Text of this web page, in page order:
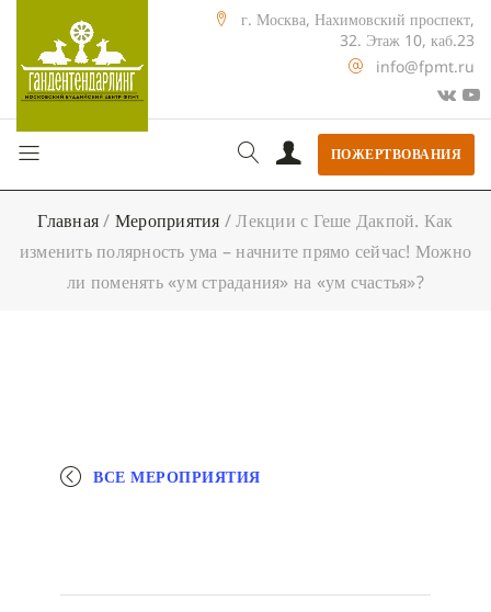
г. Москва, Нахимовский проспект,
32. Этаж 10, каб.23
info@fpmt.ru
ПОЖЕРТВОВАНИЯ
Главная/ Мероприятия /Лекции с Геше Дакпой. Как
изменить полярность ума – начните прямо сейчас! Можно
ли поменять «ум страдания» на «ум счастья»?
ВСЕ МЕРОПРИЯТИЯ